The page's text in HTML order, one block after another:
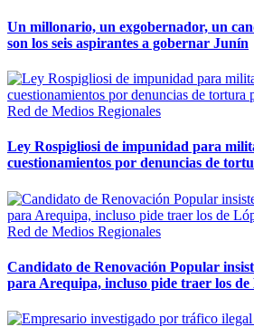
Un millonario, un exgobernador, un
son los seis aspirantes a gobernar Junín
Red de Medios Regionales
Ley Rospigliosi de impunidad para
cuestionamientos por denuncias de
Red de Medios Regionales
Candidato de Renovación Popular
para Arequipa, incluso pide traer los de